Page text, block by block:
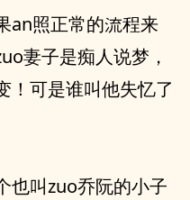
an照正常的流程来
妻子是痴人说梦，